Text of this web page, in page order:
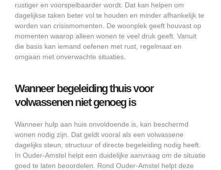
rustiger en voorspelbaarder wordt. Dat kan helpen om
dagelijkse taken beter vol te houden en minder afhankelijk te
worden van crisismomenten. De woonplek geeft houvast op
momenten waarop alleen wonen te veel druk geeft. Vanuit
die basis kan iemand oefenen met rust, regelmaat en
omgaan met onverwachte situaties.
Wanneer begeleiding thuis voor
volwassenen niet genoeg is
Wanneer hulp aan huis onvoldoende is, kan beschermd
wonen nodig zijn. Dat geldt vooral als een volwassene
dagelijks steun, structuur of directe begeleiding nodig heeft.
In Ouder-Amstel helpt een duidelijke aanvraag om de situatie
goed te laten beoordelen. Rond Ouder-Amstel helpt deze